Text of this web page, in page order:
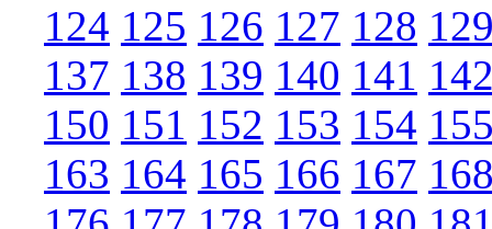
124 125 126 127 128
137 138 139 140 141
150 151 152 153 154
163 164 165 166 167